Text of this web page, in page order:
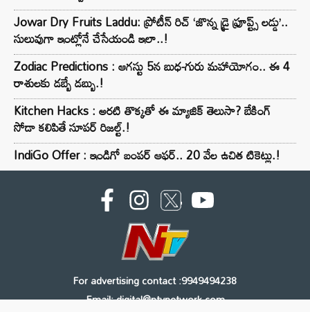
Jowar Dry Fruits Laddu: ప్రోటీన్ రిచ్ ‘జొన్న డ్రై ఫ్రూప్ట్స్ లడ్డు’..
సులువుగా ఇంట్లోనే చేసేయండి ఇలా..!
Zodiac Predictions : ఆగస్టు 5న బుధ-గురు మహాయోగం.. ఈ 4
రాశులకు డబ్బే డబ్బు.!
Kitchen Hacks : అరటి తొక్కతో ఈ మ్యాజిక్ తెలుసా? బేకింగ్
సోడా కలిపితే సూపర్ రిజల్ట్.!
IndiGo Offer : ఇండిగో బంపర్ ఆఫర్.. 20 వేల ఉచిత టికెట్లు.!
For advertising contact :9949494238
Email: digital@ntvnetwork.com